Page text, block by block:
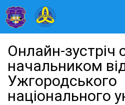
Онлайн-зустріч
начальником
Ужгородського
національного